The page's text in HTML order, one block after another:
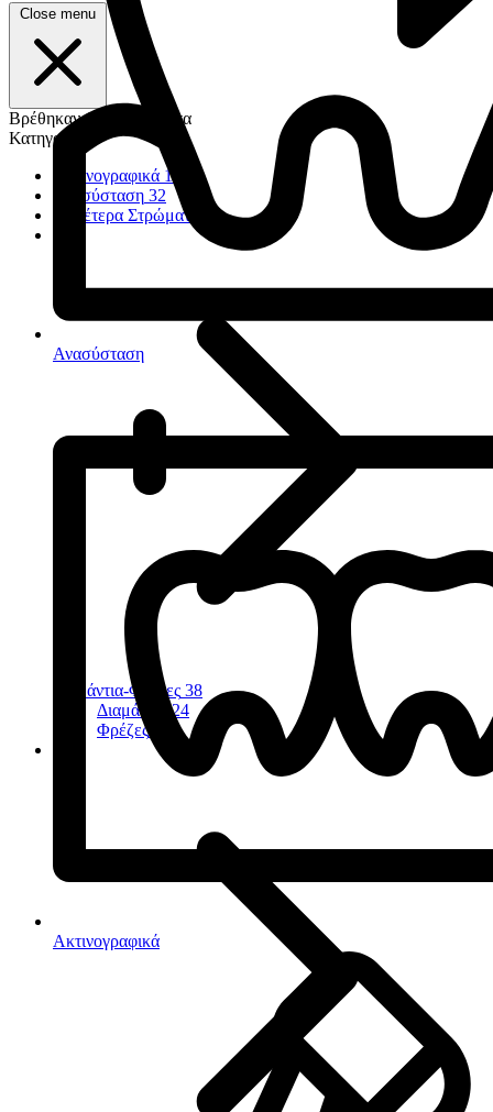
Ανασύσταση
Ακτινογραφικά
Close menu
Βρέθηκαν 1.260 προϊόντα
Κατηγορία
Ακτινογραφικά 17
Ανασύσταση 32
Ουδέτερα Στρώματα
23
Διαμάντια-Φρέζες 38
Διαμάντια
24
Φρέζες